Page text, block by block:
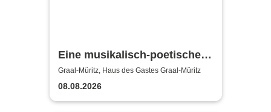
Eine musikalisch-poetische
Reise - Klavierabend
Graal-Müritz, Haus des Gastes Graal-Müritz
08.08.2026